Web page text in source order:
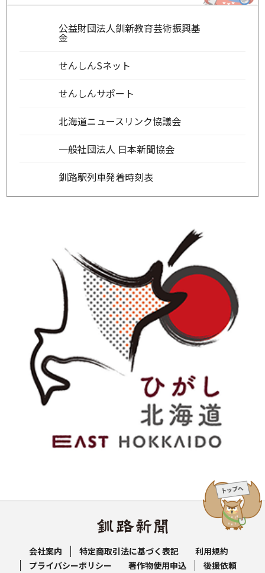
公益財団法人釧新教育芸術振興基
金
せんしんSネット
せんしんサポート
北海道ニュースリンク協議会
一般社団法人 日本新聞協会
釧路駅列車発着時刻表
会社案内 特定商取引法に基づく表記
利用規約
プライバシーポリシー
著作物使用申込 後援依頼